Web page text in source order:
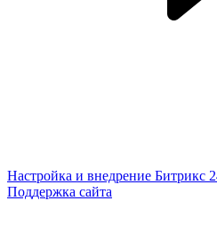
Настройка и внедрение Битрикс
Поддержка сайта